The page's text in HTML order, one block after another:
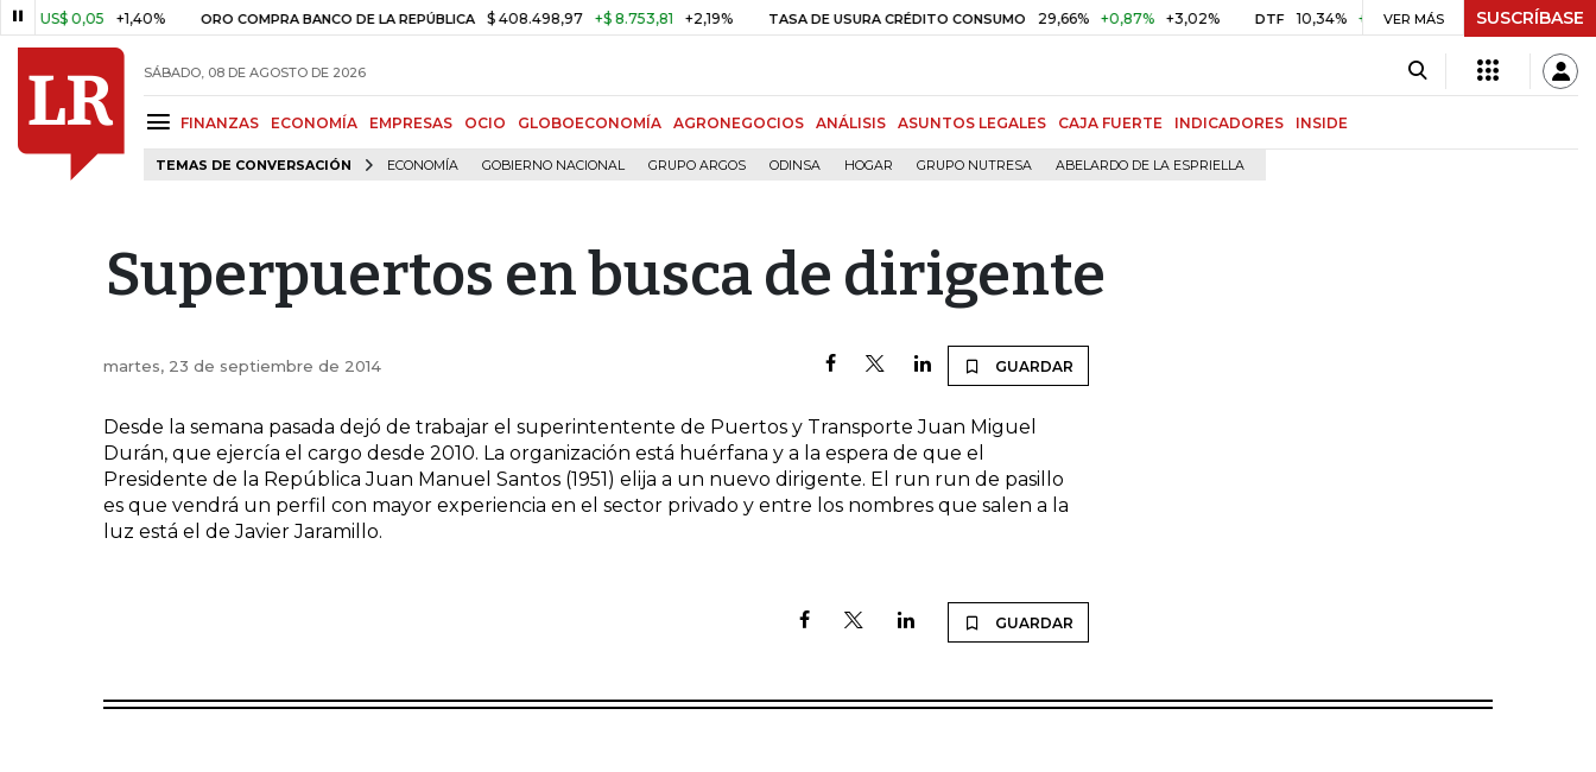
US$ 0,05 +1,40% ORO COMPRA BANCO DE LA REPÚBLICA $ 408.498,97 +$ 8.753,81 +2,19% TASA DE USURA CRÉDITO CONSUMO 29,66% +0,87% +3,02% DTF 10,34% +0,10% +0,98% UVR $ 416,96
VER MÁS SUSCRÍBASE
SÁBADO, 08 DE AGOSTO DE 2026
FINANZAS ECONOMÍA EMPRESAS OCIO GLOBOECONOMÍA AGRONEGOCIOS ANÁLISIS ASUNTOS LEGALES CAJA FUERTE INDICADORES INSIDE
TEMAS DE CONVERSACIÓN ECONOMÍA GOBIERNO NACIONAL GRUPO ARGOS ODINSA HOGAR GRUPO NUTRESA ABELARDO DE LA ESPRIELLA
Superpuertos en busca de dirigente
martes, 23 de septiembre de 2014 GUARDAR
Desde la semana pasada dejó de trabajar el superintentente de Puertos y Transporte Juan Miguel
Durán, que ejercía el cargo desde 2010. La organización está huérfana y a la espera de que el
Presidente de la República Juan Manuel Santos (1951) elija a un nuevo dirigente. El run run de pasillo
es que vendrá un perfil con mayor experiencia en el sector privado y entre los nombres que salen a la
luz está el de Javier Jaramillo.
GUARDAR